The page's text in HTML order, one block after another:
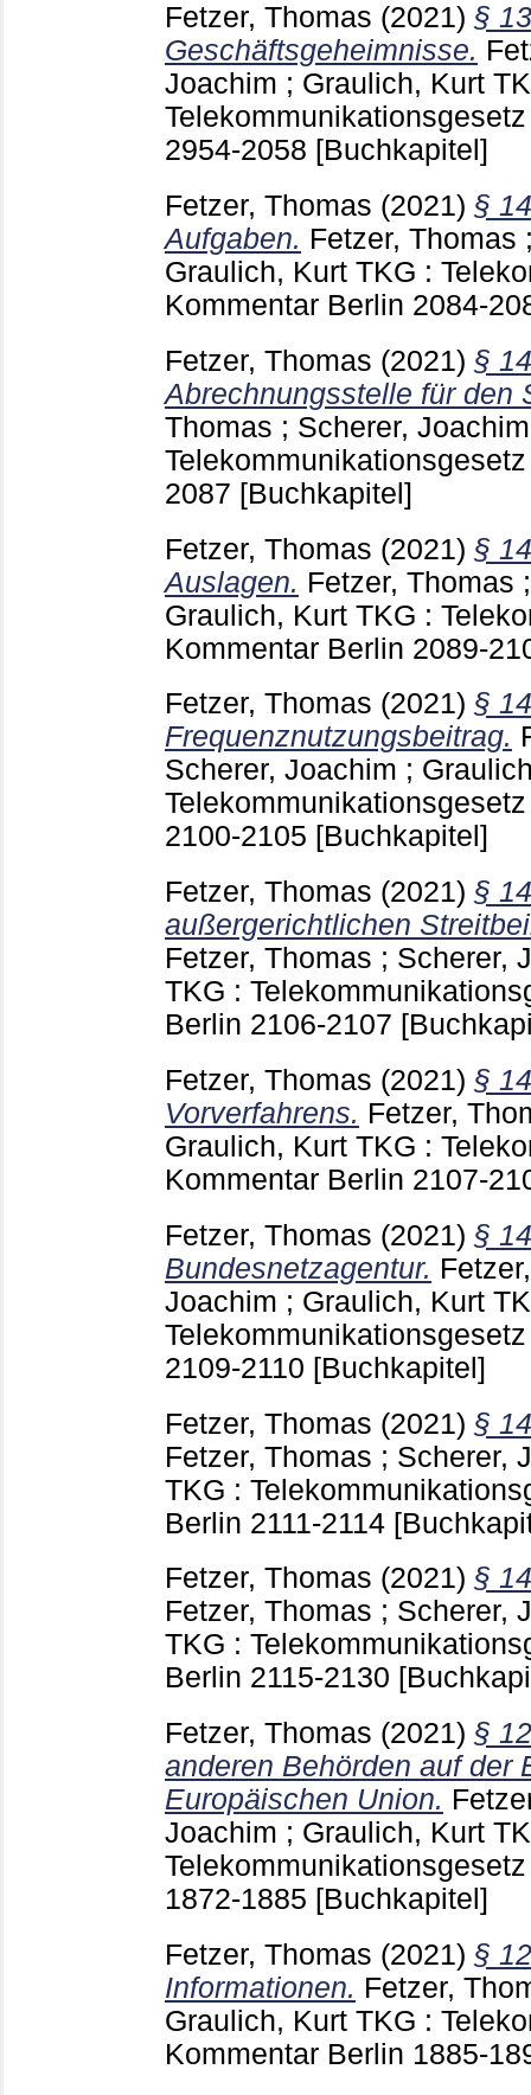
Fetzer, Thomas (2021) §
Geschäftsgeheimnisse.
Joachim ; Graulich, Kurt
2954-2058 [Buchkapitel]
Fetzer, Thomas (2021) §
Aufgaben. Fetzer, Thomas
Graulich, Kurt TKG :
Kommentar Berlin 2084-
Fetzer, Thomas (2021) §
Abrechnungsstelle für den
Thomas ; Scherer, Joachim
2087 [Buchkapitel]
Fetzer, Thomas (2021) §
Auslagen. Fetzer, Thomas
Graulich, Kurt TKG :
Kommentar Berlin 2089-
Fetzer, Thomas (2021)§
Frequenznutzungsbeitrag.
Scherer, Joachim ;
2100-2105 [Buchkapitel]
Fetzer, Thomas (2021) §
außergerichtlichen
Fetzer, Thomas ; Scherer,
TKG :
Berlin 2106-2107
Fetzer, Thomas (2021) §
Vorverfahrens. Fetzer,
Graulich, Kurt TKG :
Kommentar Berlin 2107-
Fetzer, Thomas (2021) §
Bundesnetzagentur.
Joachim ; Graulich, Kurt
2109-2110 [Buchkapitel]
Fetzer, Thomas (2021) §
Fetzer, Thomas ; Scherer,
TKG :
Berlin 2111-2114
Fetzer, Thomas (2021)§
Fetzer, Thomas ; Scherer,
TKG :
Berlin 2115-2130
Fetzer, Thomas (2021) §
anderen Behörden auf der
Europäischen Union.
Joachim ; Graulich, Kurt
1872-1885 [Buchkapitel]
Fetzer, Thomas (2021) §
Informationen. Fetzer,
Graulich, Kurt TKG :
Kommentar Berlin 1885-